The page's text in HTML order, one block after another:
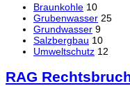
Braunkohle 10
Grubenwasser 25
Grundwasser 9
Salzbergbau 10
Umweltschutz 12
RAG